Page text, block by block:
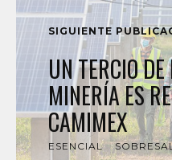
SIGUIENTE
UN TERCIO
MINERÍA ES
CAMIMEX
ESENCIAL